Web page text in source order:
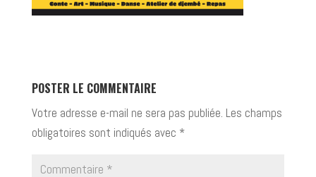
POSTER LE COMMENTAIRE
Votre adresse e-mail ne sera pas publiée. Les champs
obligatoires sont indiqués avec *